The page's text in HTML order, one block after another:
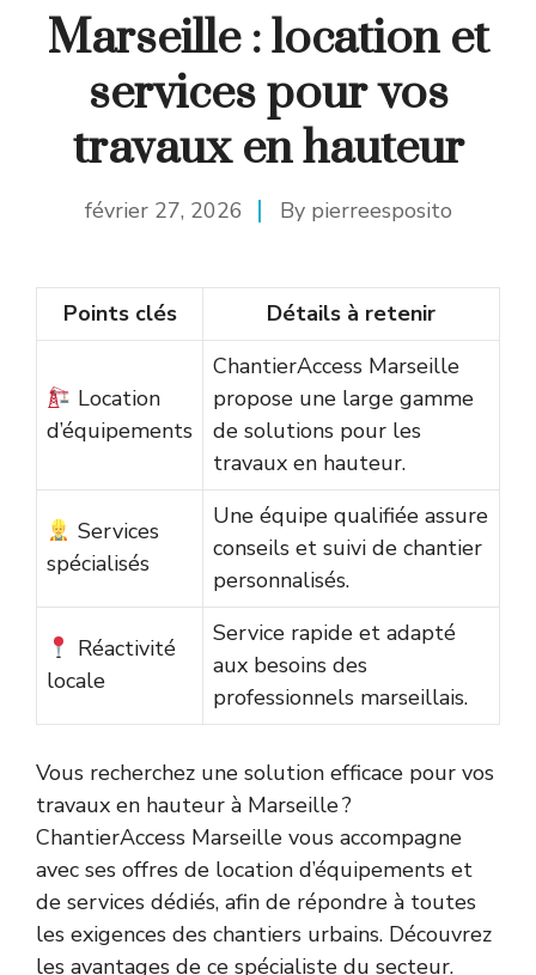
Marseille : location et
services pour vos
travaux en hauteur
février 27, 2026 By pierreesposito
Points clés Détails à retenir
Location
d’équipements
ChantierAccess Marseille
propose une large gamme
de solutions pour les
travaux en hauteur.
Services
spécialisés
Une équipe qualifiée assure
conseils et suivi de chantier
personnalisés.
Réactivité
locale
Service rapide et adapté
aux besoins des
professionnels marseillais.
Vous recherchez une solution efficace pour vos
travaux en hauteur à Marseille ?
ChantierAccess Marseille vous accompagne
avec ses offres de location d’équipements et
de services dédiés, afin de répondre à toutes
les exigences des chantiers urbains. Découvrez
les avantages de ce spécialiste du secteur.